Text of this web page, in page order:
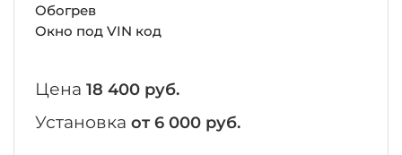
Обогрев
Окно под VIN код
Цена 18 400 руб.
Установка от 6 000 руб.